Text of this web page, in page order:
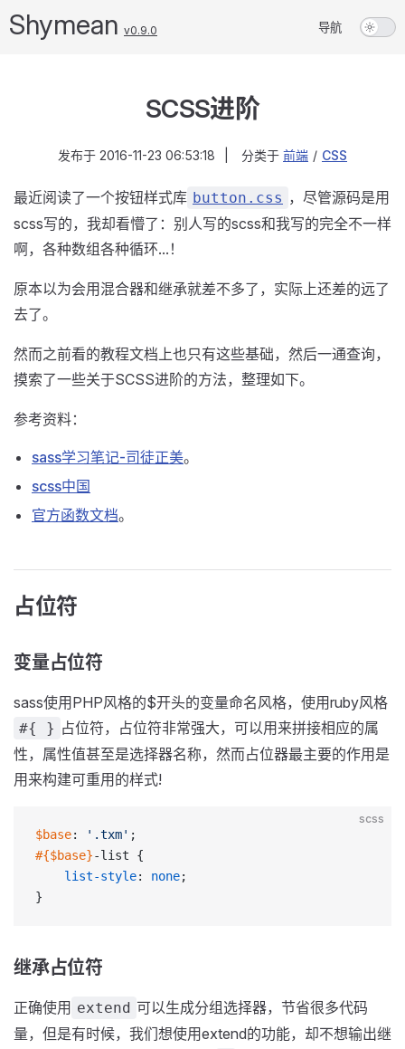
Shymean v0.9.0 导航
SCSS进阶
发布于 2016-11-23 06:53:18 分类于 前端 / CSS
最近阅读了一个按钮样式库 button.css ，尽管源码是用
scss写的，我却看懵了：别人写的scss和我写的完全不一样
啊，各种数组各种循环...！
原本以为会用混合器和继承就差不多了，实际上还差的远了
去了。
然而之前看的教程文档上也只有这些基础，然后一通查询，
摸索了一些关于SCSS进阶的方法，整理如下。
参考资料：
sass学习笔记-司徒正美。
scss中国
官方函数文档。
占位符
变量占位符
sass使用PHP风格的$开头的变量命名风格，使用ruby风格
#{ } 占位符，占位符非常强大，可以用来拼接相应的属
性，属性值甚至是选择器名称，然而占位器最主要的作用是
用来构建可重用的样式!
scss
$base: '.txm' ;
#{$base}-list {
    list-style
: none;
}
继承占位符
正确使用 extend 可以生成分组选择器，节省很多代码
量，但是有时候，我们想使用extend的功能，却不想输出继